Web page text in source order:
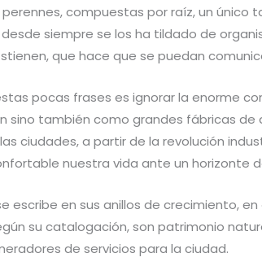
compuestas por raíz, un
siempre se los ha tildado de
que hace que se puedan
pocas frases es ignorar la enorme
sino también como grandes fábricas
ciudades, a partir de la revolución
nuestra vida ante un horizonte
escribe en sus anillos de crecimiento,
su catalogación, son patrimonio
de servicios para la ciudad.